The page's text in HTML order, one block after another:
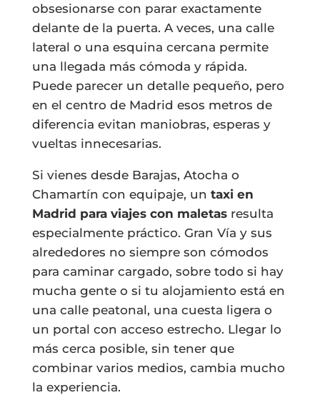
obsesionarse con parar exactamente
delante de la puerta. A veces, una calle
lateral o una esquina cercana permite
una llegada más cómoda y rápida.
Puede parecer un detalle pequeño, pero
en el centro de Madrid esos metros de
diferencia evitan maniobras, esperas y
vueltas innecesarias.
Si vienes desde Barajas, Atocha o
Chamartín con equipaje, un taxi en
Madrid para viajes con maletasresulta
especialmente práctico. Gran Vía y sus
alrededores no siempre son cómodos
para caminar cargado, sobre todo si hay
mucha gente o si tu alojamiento está en
una calle peatonal, una cuesta ligera o
un portal con acceso estrecho. Llegar lo
más cerca posible, sin tener que
combinar varios medios, cambia mucho
la experiencia.